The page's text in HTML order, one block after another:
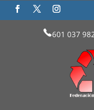
601 037